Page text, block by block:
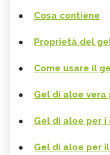
Cosa contiene
Proprietà del
Come usare il
Gel di aloe vera
Gel di aloe per i
Gel di aloe per